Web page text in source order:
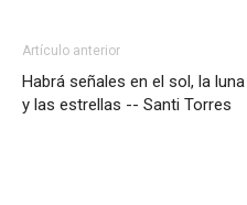
Artículo anterior
Habrá señales en el sol, la luna
y las estrellas -- Santi Torres